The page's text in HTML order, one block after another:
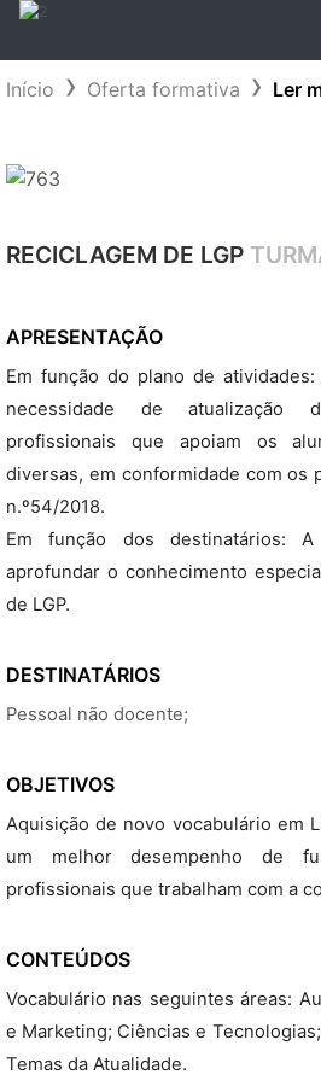
Início Oferta formativa Ler
RECICLAGEM DE LGP
APRESENTAÇÃO
Em função do plano de
necessidade de atualização
profissionais que apoiam os
diversas, em conformidade com os
n.º54/2018.
Em função dos destinatários:
aprofundar o conhecimento
de LGP.
DESTINATÁRIOS
Pessoal não docente;
OBJETIVOS
Aquisição de novo vocabulário em
um melhor desempenho de
profissionais que trabalham com a
CONTEÚDOS
Vocabulário nas seguintes áreas:
e Marketing; Ciências e
Temas da Atualidade.